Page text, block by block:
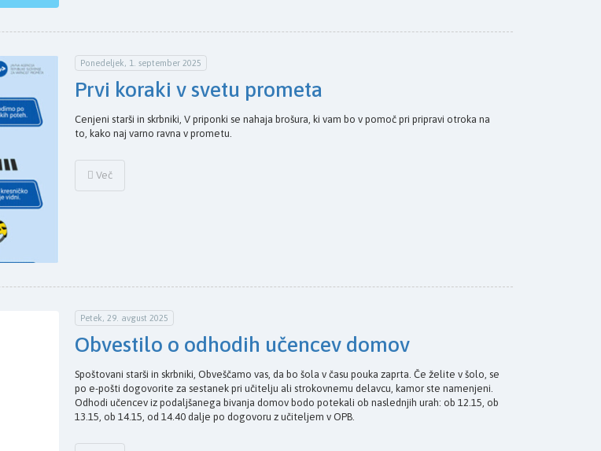
Ponedeljek, 1. september 2025
Prvi koraki v svetu prometa
Cenjeni starši in skrbniki, V priponki se nahaja brošura, ki vam bo v pomoč pri pripravi otroka na
to, kako naj varno ravna v prometu.
Več
Petek, 29. avgust 2025
Obvestilo o odhodih učencev domov
Spoštovani starši in skrbniki, Obveščamo vas, da bo šola v času pouka zaprta. Če želite v šolo, se
po e-pošti dogovorite za sestanek pri učitelju ali strokovnemu delavcu, kamor ste namenjeni.
Odhodi učencev iz podaljšanega bivanja domov bodo potekali ob naslednjih urah: ob 12.15, ob
13.15, ob 14.15, od 14.40 dalje po dogovoru z učiteljem v OPB.